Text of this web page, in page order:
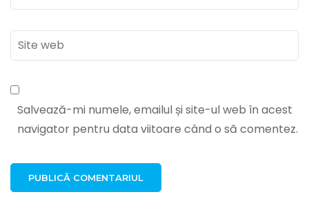
Site
web
Salvează-mi numele, emailul și site-ul web în acest
navigator pentru data viitoare când o să comentez.